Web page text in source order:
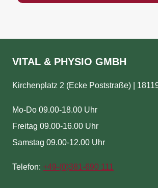
VITAL & PHYSIO GMBH
Kirchenplatz 2 (Ecke Poststraße) |
Mo-Do 09.00-18.00 Uhr
Freitag 09.00-16.00 Uhr
Samstag 09.00-12.00 Uhr
Telefon: +49-(0)381-690 111